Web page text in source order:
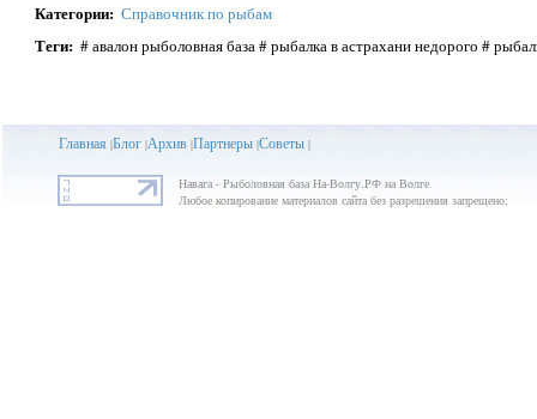
Категории: Справочник по рыбам
Теги: # авалон рыболовная база # рыбалка в астрахани недорого #
Главная |Блог|Архив|Партнеры|Советы|
Навага - Рыболовная база На-Волгу.РФ на Волге
Любое копирование материалов сайта без разрешения запрещено;